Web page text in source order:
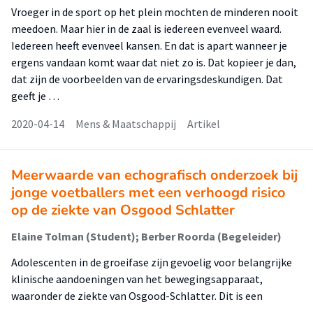
Vroeger in de sport op het plein mochten de minderen nooit
meedoen. Maar hier in de zaal is iedereen evenveel waard.
Iedereen heeft evenveel kansen. En dat is apart wanneer je
ergens vandaan komt waar dat niet zo is. Dat kopieer je dan,
dat zijn de voorbeelden van de ervaringsdeskundigen. Dat
geeft je …
2020-04-14
Mens & Maatschappij Artikel
Meerwaarde van echografisch onderzoek bij
jonge voetballers met een verhoogd risico
op de ziekte van Osgood Schlatter
Elaine Tolman (Student); Berber Roorda (Begeleider)
Adolescenten in de groeifase zijn gevoelig voor belangrijke
klinische aandoeningen van het bewegingsapparaat,
waaronder de ziekte van Osgood-Schlatter. Dit is een